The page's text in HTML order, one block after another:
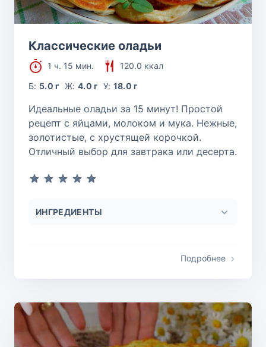
Классические оладьи
1 ч. 15 мин.
120.0 ккал
Б: 5.0 г Ж: 4.0 г У: 18.0 г
Идеальные оладьи за 15 минут! Простой
рецепт с яйцами, молоком и мука. Нежные,
золотистые, с хрустящей корочкой.
Отличный выбор для завтрака или десерта.
ИНГРЕДИЕНТЫ
Подробнее